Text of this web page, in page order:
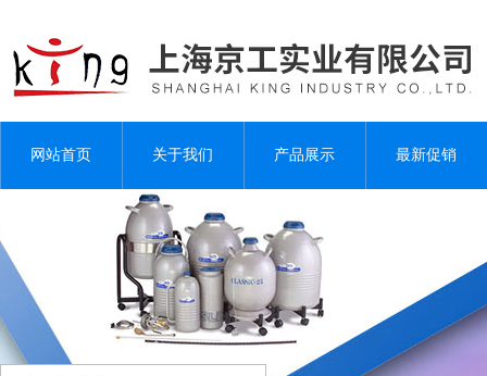
网站首页 关于我们 产品展示 最新促销